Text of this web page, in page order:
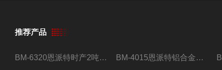
推荐产品
BM-6320恩派特时产2吨合金钢屑压饼机 BM-4015恩派特铝合金屑压饼机 脱油效果好